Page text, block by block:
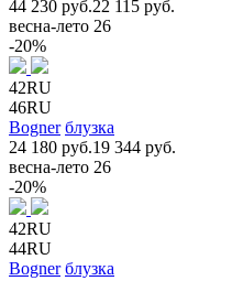
44 230 руб.22 115 руб.
весна-лето 26
-20%
42RU
46RU
Bogner блузка
24 180 руб.19 344 руб.
весна-лето 26
-20%
42RU
44RU
Bogner блузка